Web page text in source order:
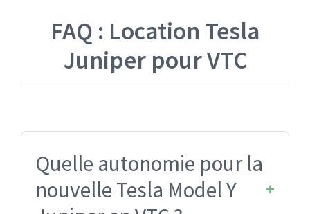
FAQ : Location Tesla
Juniper pour VTC
Quelle autonomie pour la
nouvelle Tesla Model Y
+